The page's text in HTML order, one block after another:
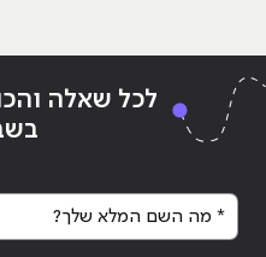
Continue reading
לכל שאלה
* מה השם המלא שלך?